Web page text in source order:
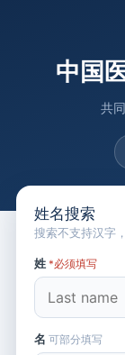
中国
共
姓名搜索
搜索不支持汉字
姓 *必须填写
名 可部分填写